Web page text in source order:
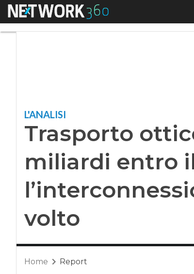
Menu Trasporto
L'ANALISI
Trasporto
miliardi entro
volto
Home Report